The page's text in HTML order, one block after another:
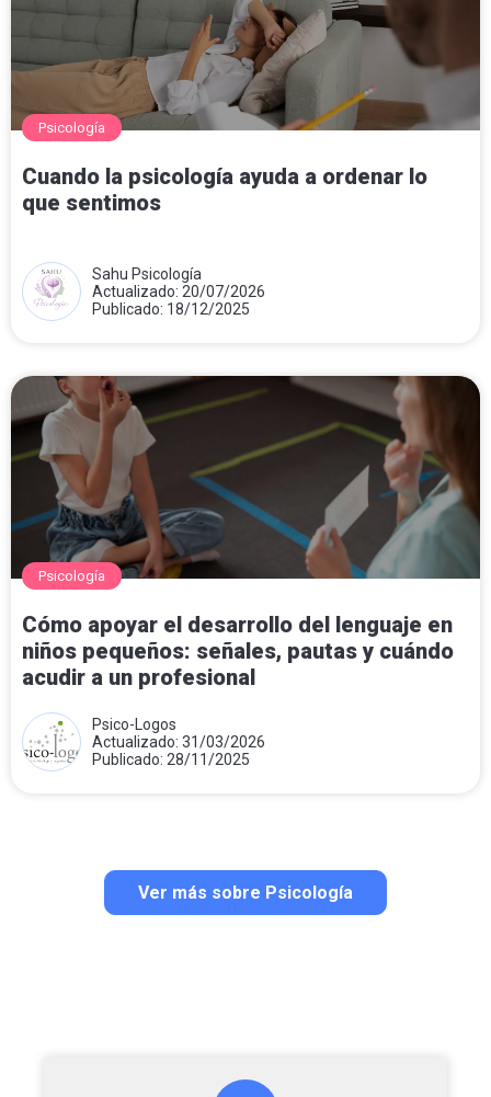
Psicología
Cuando la psicología ayuda a ordenar lo
que sentimos
Sahu Psicología
Actualizado: 20/07/2026
Publicado: 18/12/2025
Psicología
Cómo apoyar el desarrollo del lenguaje en
niños pequeños: señales, pautas y cuándo
acudir a un profesional
Psico-Logos
Actualizado: 31/03/2026
Publicado: 28/11/2025
Ver más sobre Psicología